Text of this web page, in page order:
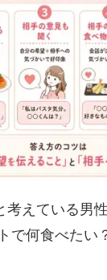
えている男
で何食べたい